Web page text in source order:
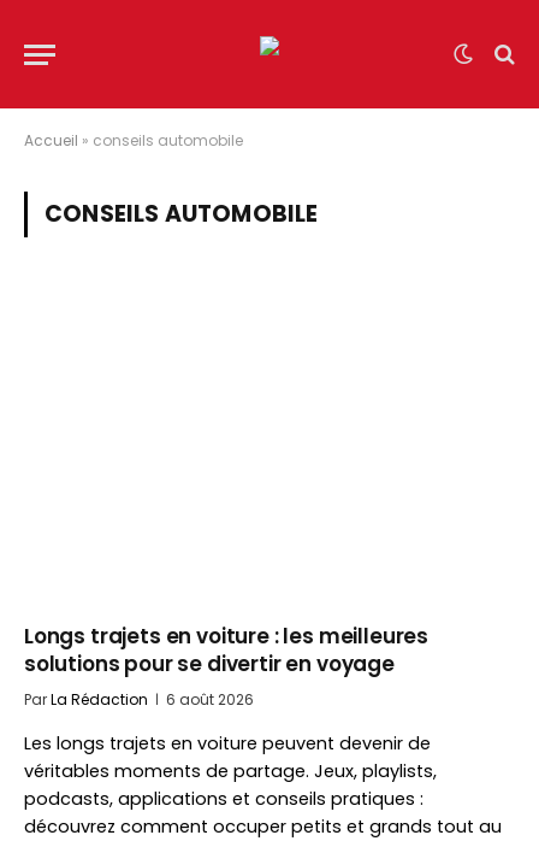
Accueil » conseils automobile
CONSEILS AUTOMOBILE
Longs trajets en voiture : les meilleures
solutions pour se divertir en voyage
ParLa Rédaction 6 août 2026
Les longs trajets en voiture peuvent devenir de
véritables moments de partage. Jeux, playlists,
podcasts, applications et conseils pratiques :
découvrez comment occuper petits et grands tout au